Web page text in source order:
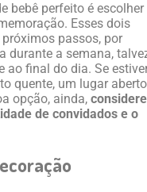
bebê perfeito é escolher
Esses dois
passos, por
durante a semana,
ao final do dia. Se
quente, um lugar aberto
opção, ainda, considere
de convidados e o